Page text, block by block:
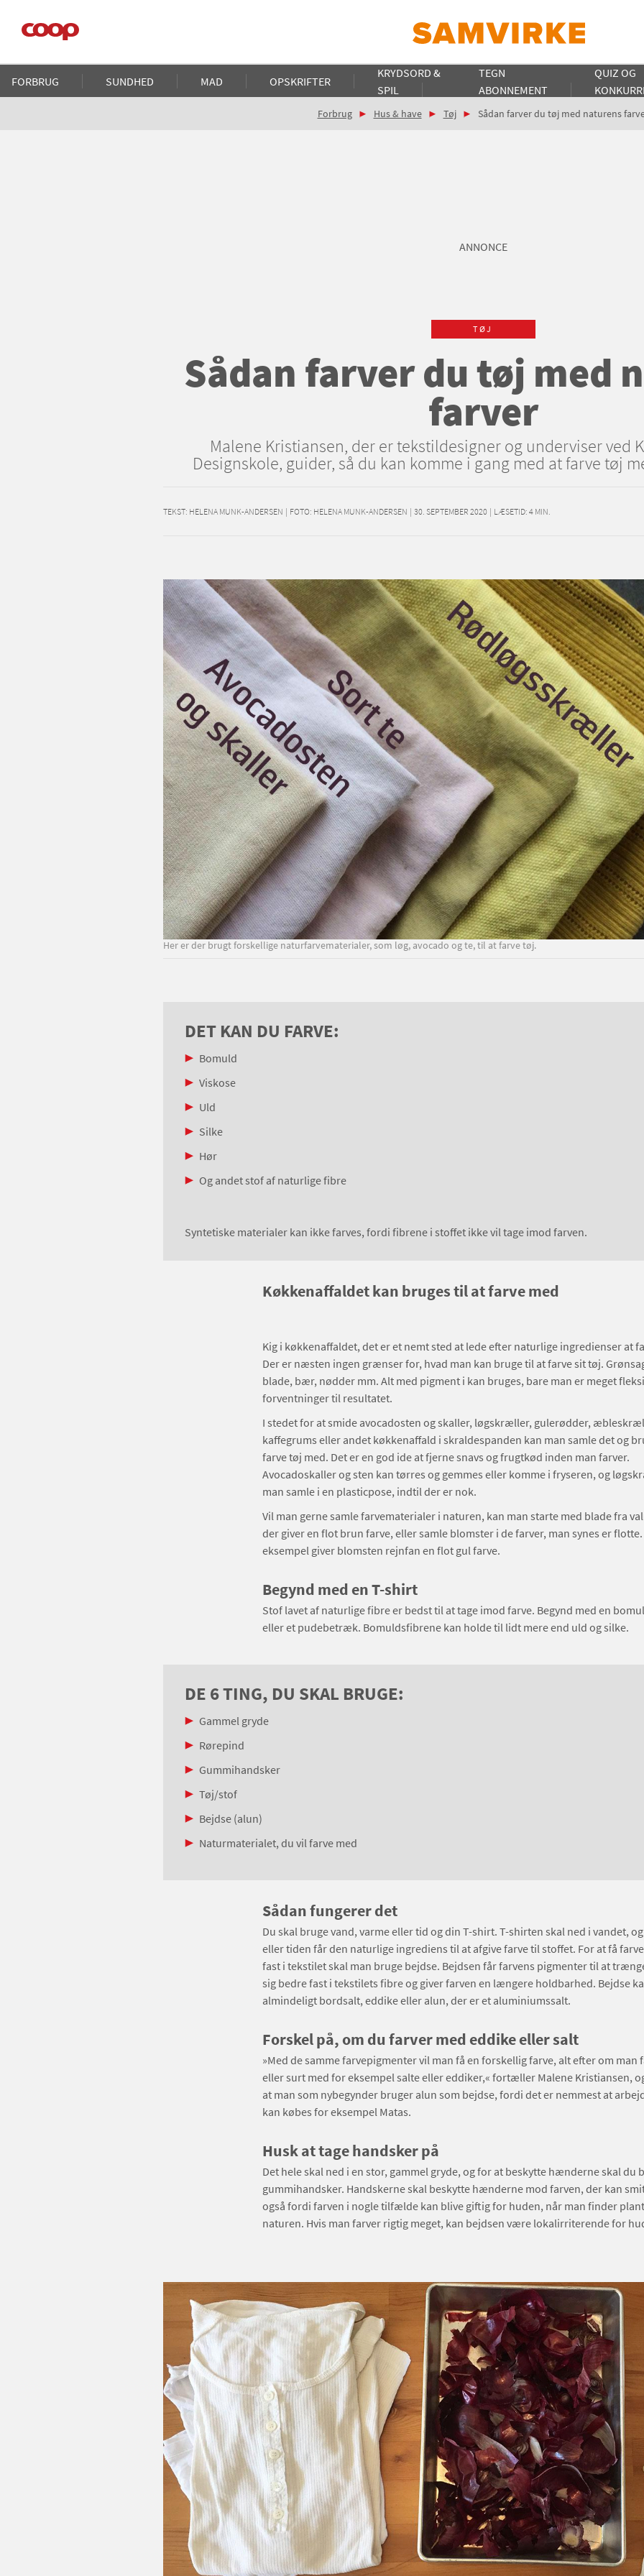
hovedindhold
Main
navigation
FORBRUG SUNDHED MAD OPSKRIFTER
KRYDSORD &
SPIL
TEGN
ABONNEMENT
QUIZ OG
Brødkrumme
Forbrug Hus & have Tøj Sådan farver du tøj med naturens
ANNONCE
TØJ
Sådan farver du tøj med
farver
Malene Kristiansen, der er tekstildesigner og underviser ved
Designskole, guider, så du kan komme i gang med at farve tøj
TEKST: HELENA MUNK-ANDERSEN | FOTO: HELENA MUNK-ANDERSEN | 30. SEPTEMBER 2020 | LÆSETID: 4 MIN.
Her er der brugt forskellige naturfarvematerialer, som løg, avocado og te, til at farve tøj.
DET KAN DU FARVE:
Bomuld
Viskose
Uld
Silke
Hør
Og andet stof af naturlige fibre
Syntetiske materialer kan ikke farves, fordi fibrene i stoffet ikke vil tage imod farven.
Køkkenaffaldet kan bruges til at farve med
Kig i køkkenaffaldet, det er et nemt sted at lede efter naturlige ingredienser at
Der er næsten ingen grænser for, hvad man kan bruge til at farve sit tøj.
blade, bær, nødder mm. Alt med pigment i kan bruges, bare man er meget
forventninger til resultatet.
I stedet for at smide avocadosten og skaller, løgskræller, gulerødder,
kaffegrums eller andet køkkenaffald i skraldespanden kan man samle det og
farve tøj med. Det er en god ide at fjerne snavs og frugtkød inden man farver.
Avocadoskaller og sten kan tørres og gemmes eller komme i fryseren, og
man samle i en plasticpose, indtil der er nok.
Vil man gerne samle farvematerialer i naturen, kan man starte med blade fra
der giver en flot brun farve, eller samle blomster i de farver, man synes er
eksempel giver blomsten rejnfan en flot gul farve.
Begynd med en T-shirt
Stof lavet af naturlige fibre er bedst til at tage imod farve. Begynd med en
eller et pudebetræk. Bomuldsfibrene kan holde til lidt mere end uld og silke.
DE 6 TING, DU SKAL BRUGE:
Gammel gryde
Rørepind
Gummihandsker
Tøj/stof
Bejdse (alun)
Naturmaterialet, du vil farve med
Sådan fungerer det
Du skal bruge vand, varme eller tid og din T-shirt. T-shirten skal ned i vandet,
eller tiden får den naturlige ingrediens til at afgive farve til stoffet. For at få
fast i tekstilet skal man bruge bejdse. Bejdsen får farvens pigmenter til at
sig bedre fast i tekstilets fibre og giver farven en længere holdbarhed. Bejdse
almindeligt bordsalt, eddike eller alun, der er et aluminiumssalt.
Forskel på, om du farver med eddike eller salt
»Med de samme farvepigmenter vil man få en forskellig farve, alt efter om man
eller surt med for eksempel salte eller eddiker,« fortæller Malene Kristiansen,
at man som nybegynder bruger alun som bejdse, fordi det er nemmest at
kan købes for eksempel Matas.
Husk at tage handsker på
Det hele skal ned i en stor, gammel gryde, og for at beskytte hænderne skal du
gummihandsker. Handskerne skal beskytte hænderne mod farven, der kan
også fordi farven i nogle tilfælde kan blive giftig for huden, når man finder
naturen. Hvis man farver rigtig meget, kan bejdsen være lokalirriterende for